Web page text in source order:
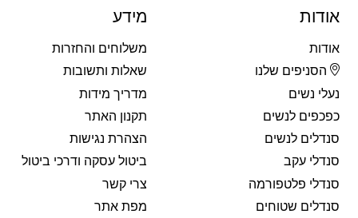
אודות
אודות
הסניפים שלנו
נעלי נשים
כפכפים לנשים
סנדלים לנשים
סנדלי עקב
סנדלי פלטפורמה
סנדלים שטוחים
מידע
משלוחים והחזרות
שאלות ותשובות
מדריך מידות
תקנון האתר
הצהרת נגישות
ביטול עסקה ודרכי ביטול
צרי קשר
מפת אתר